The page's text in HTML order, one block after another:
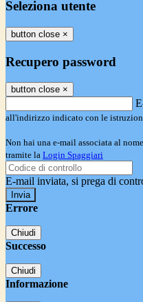
Seleziona utente
button close ×
Recupero password
button close ×
all'indirizzo indicato con le
Non hai una e-mail associata al
tramite la Login Spaggiari
E-mail inviata, si prega di
Errore
Chiudi
Successo
Chiudi
Informazione